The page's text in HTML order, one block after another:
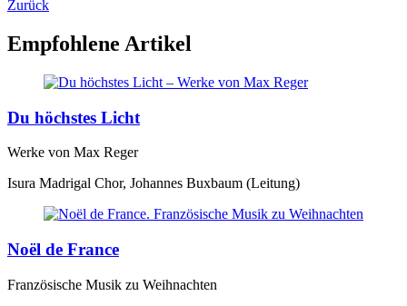
Zurück
Empfohlene Artikel
Du höchstes Licht
Werke von Max Reger
Isura Madrigal Chor, Johannes Buxbaum (Leitung)
Noël de France
Französische Musik zu Weihnachten